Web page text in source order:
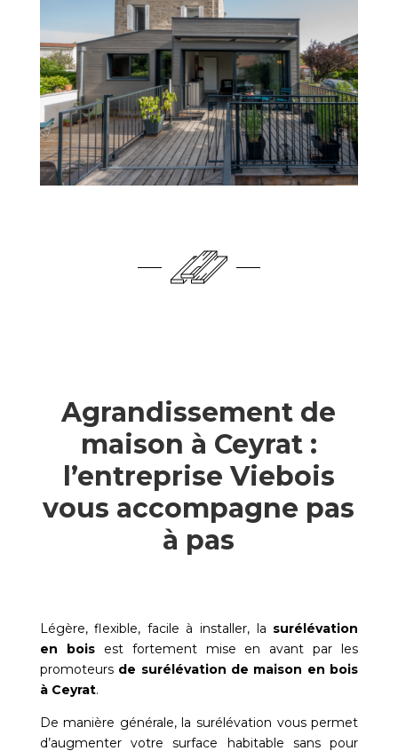
Agrandissement de
maison à Ceyrat :
l’entreprise Viebois
vous accompagne pas
à pas
Légère, flexible, facile à installer, la surélévation
en boisest fortement mise en avant par les
promoteurs de surélévation de maison en bois
à Ceyrat.
De manière générale, la surélévation vous permet
d’augmenter votre surface habitable sans pour